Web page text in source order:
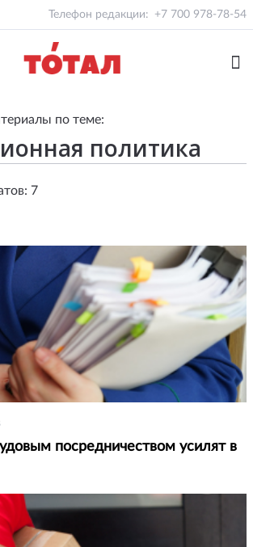
Телефон редакции: +7 700 978-78-54
по теме:
7
посредничеством усилят в